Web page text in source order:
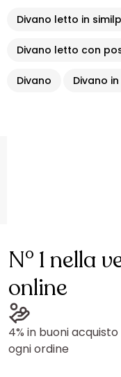
Divano letto in
Divano letto con
Divano Divano
N° 1 nella
online
4% in buoni
ogni ordine